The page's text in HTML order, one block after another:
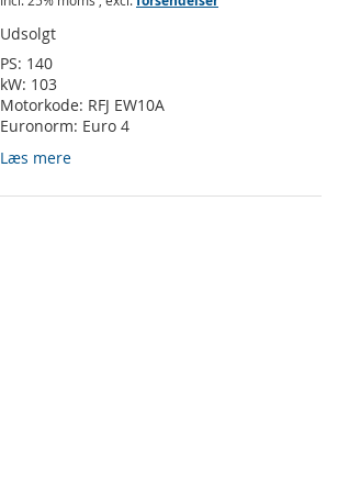
Udsolgt
PS: 140
kW: 103
Motorkode: RFJ EW10A
Euronorm: Euro 4
Læs mere